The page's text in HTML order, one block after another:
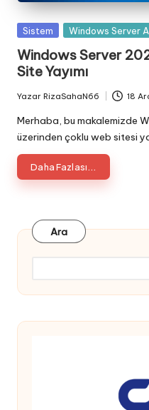
Posted
Sistem Windows Server
Windows Server
Site Yayımı
Posted
by
Yazar RizaSahaN66 18
Merhaba, bu makalemizde
üzerinden çoklu web sitesi
Daha Fazlası...
Ara